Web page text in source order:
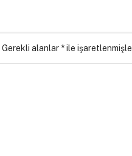
Gerekli alanlar *ile